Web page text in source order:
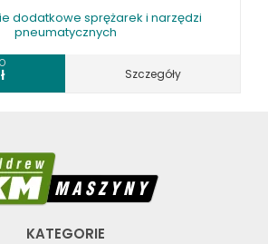
dodatkowe sprężarek i narzędzi
pneumatycznych
Szczegóły
KATEGORIE